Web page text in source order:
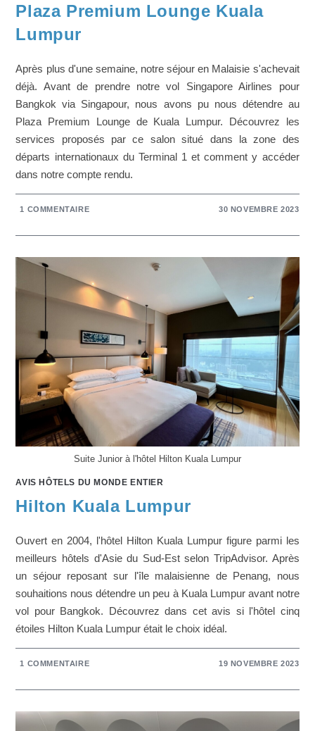
Plaza Premium Lounge Kuala
Lumpur
Après plus d'une semaine, notre séjour en Malaisie s'achevait
déjà. Avant de prendre notre vol Singapore Airlines pour
Bangkok via Singapour, nous avons pu nous détendre au
Plaza Premium Lounge de Kuala Lumpur. Découvrez les
services proposés par ce salon situé dans la zone des
départs internationaux du Terminal 1 et comment y accéder
dans notre compte rendu.
1 COMMENTAIRE 30 NOVEMBRE 2023
Suite Junior à l'hôtel Hilton Kuala Lumpur
AVIS HÔTELS DU MONDE ENTIER
Hilton Kuala Lumpur
Ouvert en 2004, l'hôtel Hilton Kuala Lumpur figure parmi les
meilleurs hôtels d'Asie du Sud-Est selon TripAdvisor. Après
un séjour reposant sur l'île malaisienne de Penang, nous
souhaitions nous détendre un peu à Kuala Lumpur avant notre
vol pour Bangkok. Découvrez dans cet avis si l'hôtel cinq
étoiles Hilton Kuala Lumpur était le choix idéal.
1 COMMENTAIRE 19 NOVEMBRE 2023